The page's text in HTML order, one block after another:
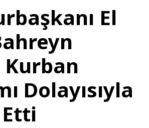
El
Kurban
Dolayısıyla